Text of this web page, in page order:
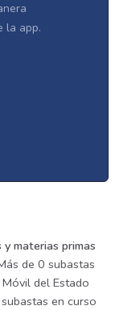
la app.
materias primas
de 0 subastas
del Estado
en curso